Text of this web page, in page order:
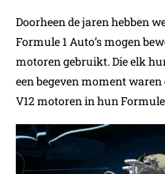
Doorheen de jaren hebben
Formule 1 Auto’s mogen
motoren gebruikt. Die elk
een begeven moment
V12 motoren in hun Formule